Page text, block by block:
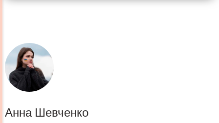
Анна Шевченко